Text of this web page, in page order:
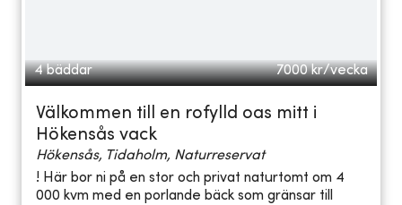
4 bäddar 7000 kr/vecka
Välkommen till en rofylld oas mitt i
Hökensås vack
Hökensås, Tidaholm, Naturreservat
! Här bor ni på en stor och privat naturtomt om 4
000 kvm med en porlande bäck som gränsar till